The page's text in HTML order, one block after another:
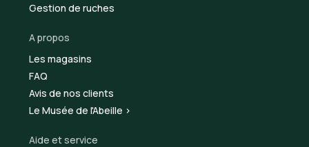
Gestion de ruches
A propos
Les magasins
FAQ
Avis de nos clients
Le Musée de l'Abeille >
Aide et service